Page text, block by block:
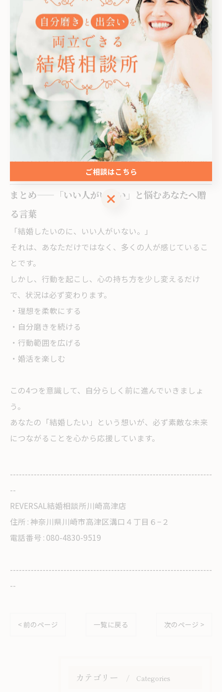
も高まります。
婚活がうまくいかない時の乗り越え方
婚活は、必ずしもすぐに成果が出るものではありませ
ん。
「なかなかうまくいかない」と感じた時は、以下の方法
で気持ちをリセットしましょう。
・焦らず、婚活を一旦休む
・友人と楽しい時間を過ごす
リフレッシュすることで、心に余裕が生まれ、自然と良
いご縁が舞い込むこともあります。
まとめ——「いい人がいない」と悩むあなたへ贈
る言葉
「結婚したいのに、いい人がいない。」
それは、あなただけではなく、多くの人が感じているこ
とです。
しかし、行動を起こし、心の持ち方を少し変えるだけ
で、状況は必ず変わります。
・理想を柔軟にする
・自分磨きを続ける
・行動範囲を広げる
・婚活を楽しむ
この4つを意識して、自分らしく前に進んでいきましょ
う。
あなたの「結婚したい」という想いが、必ず素敵な未来
につながることを心から応援しています。
--------------------------------------------------------------------
--
REVERSAL結婚相談所川崎高津店
住所 : 神奈川県川崎市高津区溝口４丁目６−２
電話番号 : 080-4830-9519
--------------------------------------------------------------------
--
< 前のページ 一覧に戻る 次のページ >
カテゴリー Categories
ご相談はこちら
ご相談はこちら